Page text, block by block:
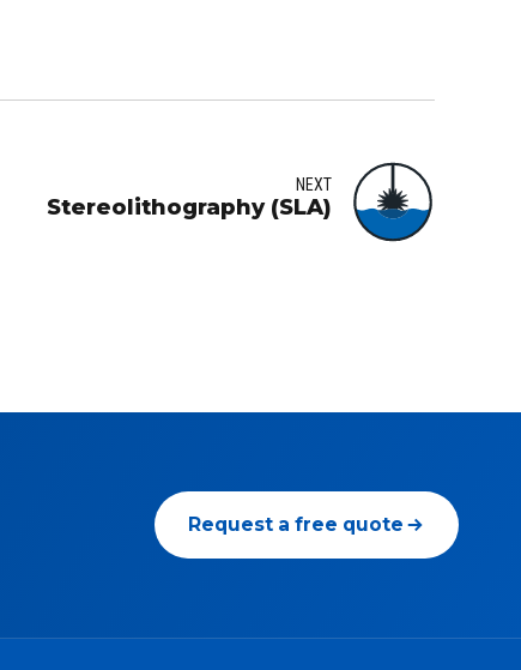
NEXT
Stereolithography (SLA)
Request a free quote